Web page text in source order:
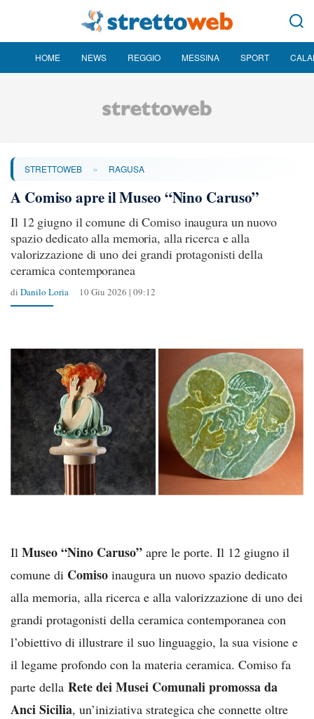
HOME NEWS REGGIO MESSINA SPORT
STRETTOWEB » RAGUSA
A Comiso apre il Museo “Nino Caruso”
Il 12 giugno il comune di Comiso inaugura un nuovo
spazio dedicato alla memoria, alla ricerca e alla
valorizzazione di uno dei grandi protagonisti della
ceramica contemporanea
di Danilo Loria 10 Giu 2026 | 09:12
Il Museo “Nino Caruso” apre le porte. Il 12 giugno il
comune di Comiso inaugura un nuovo spazio dedicato
alla memoria, alla ricerca e alla valorizzazione di uno dei
grandi protagonisti della ceramica contemporanea con
l’obiettivo di illustrare il suo linguaggio, la sua visione e
il legame profondo con la materia ceramica. Comiso fa
parte della Rete dei Musei Comunali promossa da
Anci Sicilia, un’iniziativa strategica che connette oltre